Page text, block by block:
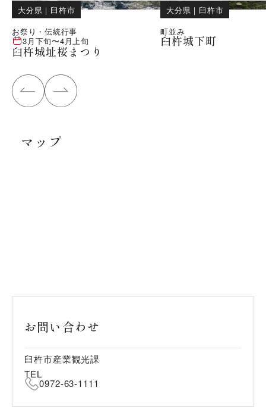
大分県 ｜ 臼杵市
お祭り・伝統行事
3月下旬〜4月上旬
臼杵城址桜まつり
大分県 ｜ 臼杵市
町並み
臼杵城下町
マップ
お問い合わせ
臼杵市産業観光課
TEL
0972-63-1111